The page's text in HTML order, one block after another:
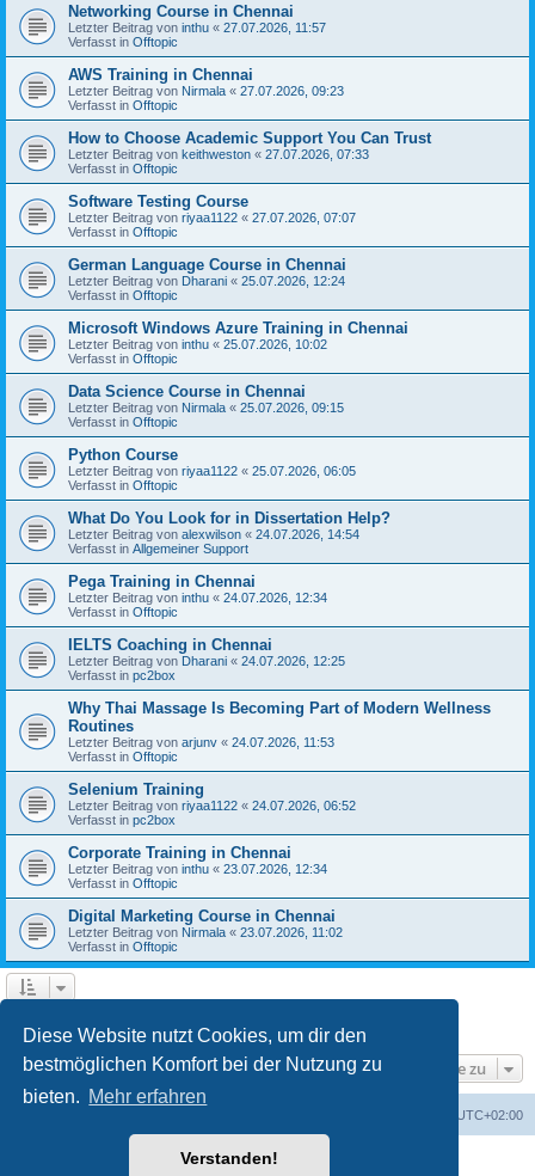
Diese Website nutzt Cookies, um dir den
bestmöglichen Komfort bei der Nutzung zu
bieten. Mehr erfahren
Verstanden!
Networking Course in Chennai
Letzter Beitrag von inthu « 27.07.2026, 11:57
Verfasst in Offtopic
AWS Training in Chennai
Letzter Beitrag von Nirmala « 27.07.2026, 09:23
Verfasst in Offtopic
How to Choose Academic Support You Can Trust
Letzter Beitrag von keithweston « 27.07.2026, 07:33
Verfasst in Offtopic
Software Testing Course
Letzter Beitrag von riyaa1122 « 27.07.2026, 07:07
Verfasst in Offtopic
German Language Course in Chennai
Letzter Beitrag von Dharani « 25.07.2026, 12:24
Verfasst in Offtopic
Microsoft Windows Azure Training in Chennai
Letzter Beitrag von inthu « 25.07.2026, 10:02
Verfasst in Offtopic
Data Science Course in Chennai
Letzter Beitrag von Nirmala « 25.07.2026, 09:15
Verfasst in Offtopic
Python Course
Letzter Beitrag von riyaa1122 « 25.07.2026, 06:05
Verfasst in Offtopic
What Do You Look for in Dissertation Help?
Letzter Beitrag von alexwilson « 24.07.2026, 14:54
Verfasst in Allgemeiner Support
Pega Training in Chennai
Letzter Beitrag von inthu « 24.07.2026, 12:34
Verfasst in Offtopic
IELTS Coaching in Chennai
Letzter Beitrag von Dharani « 24.07.2026, 12:25
Verfasst in pc2box
Why Thai Massage Is Becoming Part of Modern Wellness
Routines
Letzter Beitrag von arjunv « 24.07.2026, 11:53
Verfasst in Offtopic
Selenium Training
Letzter Beitrag von riyaa1122 « 24.07.2026, 06:52
Verfasst in pc2box
Corporate Training in Chennai
Letzter Beitrag von inthu « 23.07.2026, 12:34
Verfasst in Offtopic
Digital Marketing Course in Chennai
Letzter Beitrag von Nirmala « 23.07.2026, 11:02
Verfasst in Offtopic
Gehe zu
UTC+02:00
Powered byphpBB® Forum Software © phpBB Limited